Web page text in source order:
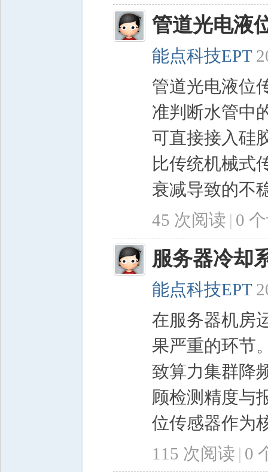
管道光电液
能点科技EPT
管道光电液位
准判断水管中
可直接接入硅
比传统机械式
衰减导致的不
45 次阅读 | 0
服务器冷却
能点科技EPT
在服务器机房
果严重的环节
致算力集群降
顾检测精度与
位传感器作为
115 次阅读 | 0